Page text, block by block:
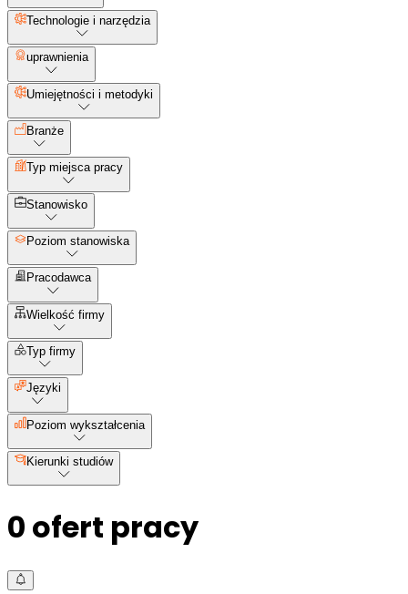
Technologie i narzędzia
uprawnienia
Umiejętności i metodyki
Branże
Typ miejsca pracy
Stanowisko
Poziom stanowiska
Pracodawca
Wielkość firmy
Typ firmy
Języki
Poziom wykształcenia
Kierunki studiów
0 ofert pracy